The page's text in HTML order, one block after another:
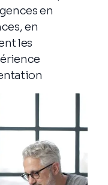
Digital
de
les
sociaux
et prendre
en
en
les